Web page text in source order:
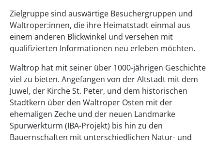
Zielgruppe sind auswärtige Besuchergruppen und
Waltroper:innen, die ihre Heimatstadt einmal aus
einem anderen Blickwinkel und versehen mit
qualifizierten Informationen neu erleben möchten.
Waltrop hat mit seiner über 1000-jährigen Geschichte
viel zu bieten. Angefangen von der Altstadt mit dem
Juwel, der Kirche St. Peter, und dem historischen
Stadtkern über den Waltroper Osten mit der
ehemaligen Zeche und der neuen Landmarke
Spurwerkturm (IBA-Projekt) bis hin zu den
Bauernschaften mit unterschiedlichen Natur- und